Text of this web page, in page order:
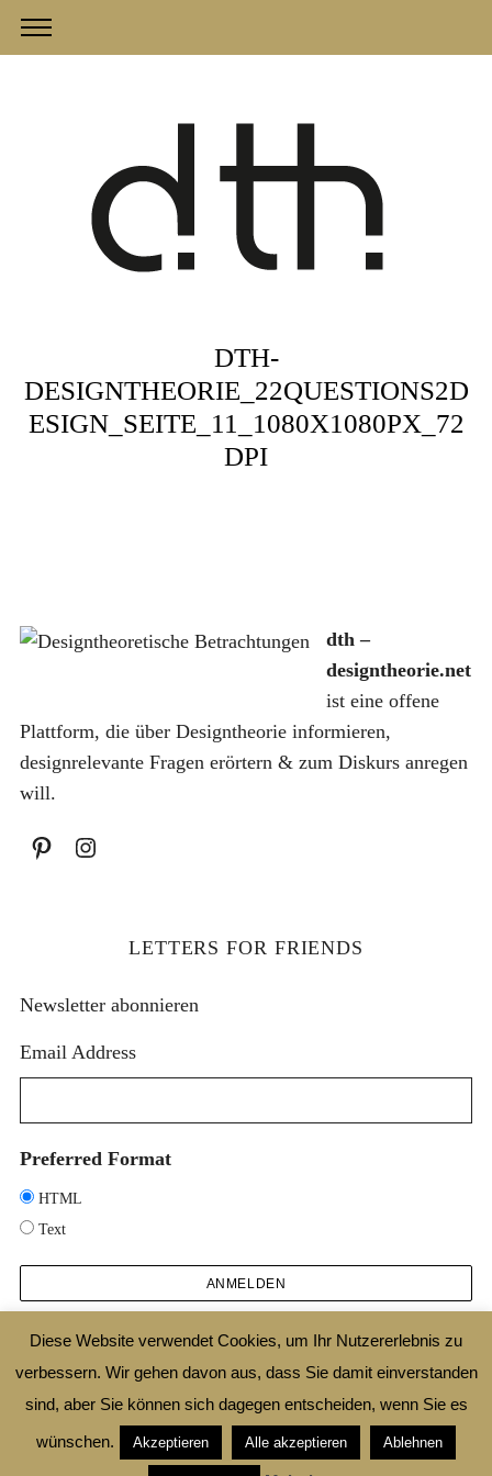
DTH-
DESIGNTHEORIE_22QUESTIONS2D
ESIGN_SEITE_11_1080X1080PX_72
DPI
dth –
designtheorie.net
ist eine offene
Plattform, die über Designtheorie informieren,
designrelevante Fragen erörtern & zum Diskurs anregen
will.
LETTERS FOR FRIENDS
Newsletter abonnieren
Email Address
Preferred Format
HTML
Text
2025 © DESIGNTHEORIE.NET |IMPRESSUM|DATENSCHUTZ|SHOP|AGB
|WIDERRUFSBELEHRUNG
ZURÜCK ZUM ANFANG
S
n
Diese Website verwendet Cookies, um Ihr Nutzererlebnis zu
verbessern. Wir gehen davon aus, dass Sie damit einverstanden
sind, aber Sie können sich dagegen entscheiden, wenn Sie es
wünschen.
Akzeptieren Alle akzeptieren Ablehnen